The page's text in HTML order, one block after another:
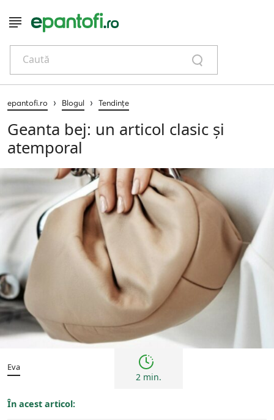
Caută
epantofi.ro › Blogul › Tendințe
Geanta bej: un articol clasic și
atemporal
Tendințe
Eva
2 min.
În acest articol: